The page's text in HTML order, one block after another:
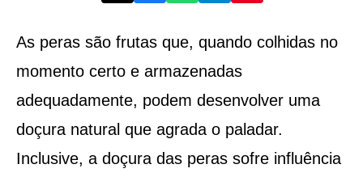
As peras são frutas que, quando colhidas no
momento certo e armazenadas
adequadamente, podem desenvolver uma
doçura natural que agrada o paladar.
Inclusive, a doçura das peras sofre influência